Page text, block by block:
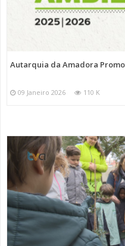
Autarquia da Amadora
09 Janeiro 2026 110 K